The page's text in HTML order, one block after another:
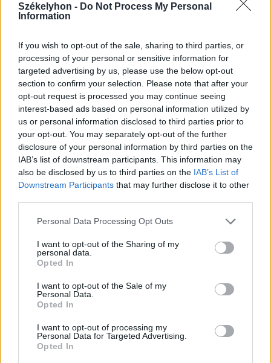
Székelyhon - Do Not Process My Personal
Information
If you wish to opt-out of the sale, sharing to third parties, or
processing of your personal or sensitive information for
targeted advertising by us, please use the below opt-out
section to confirm your selection. Please note that after your
opt-out request is processed you may continue seeing
interest-based ads based on personal information utilized by
us or personal information disclosed to third parties prior to
your opt-out. You may separately opt-out of the further
disclosure of your personal information by third parties on the
IAB’s list of downstream participants. This information may
also be disclosed by us to third parties on the IAB’s List of
Downstream Participants that may further disclose it to other
Personal Data Processing Opt Outs
I want to opt-out of the Sharing of my
personal data.
Opted In
I want to opt-out of the Sale of my
Personal Data.
Opted In
I want to opt-out of processing my
Personal Data for Targeted Advertising.
Opted In
Hasznos
Impresszum
Szerzői jogok
Adatvédelmi tájékoztató
Cookie-kezelési tájékoztató
Hozzászólási szabályzat
Nyomtatott lapjaink archívuma
Székely Hírmondó archívuma
Sütibeállítások
Médiatér